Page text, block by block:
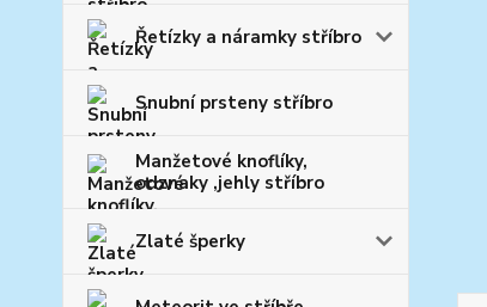
Řetízky a náramky stříbro
Snubní prsteny stříbro
Manžetové knoflíky,
odznaky ,jehly stříbro
Zlaté šperky